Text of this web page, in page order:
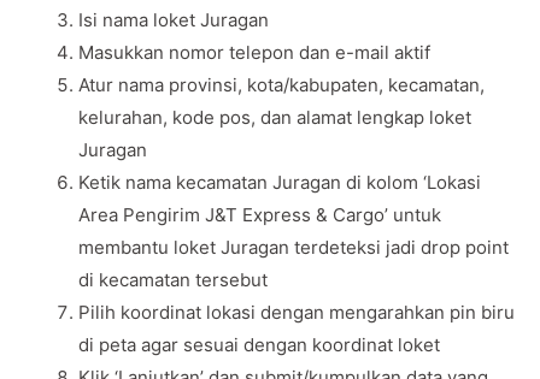
Isi nama loket Juragan
Masukkan nomor telepon dan e-mail aktif
Atur nama provinsi, kota/kabupaten, kecamatan,
kelurahan, kode pos, dan alamat lengkap loket
Juragan
Ketik nama kecamatan Juragan di kolom ‘Lokasi
Area Pengirim J&T Express & Cargo’ untuk
membantu loket Juragan terdeteksi jadi drop point
di kecamatan tersebut
Pilih koordinat lokasi dengan mengarahkan pin biru
di peta agar sesuai dengan koordinat loket